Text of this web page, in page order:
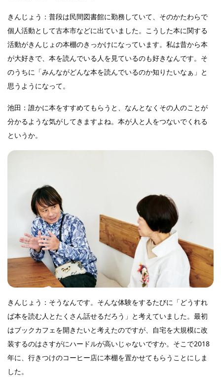
きんじょう：普段は民間図書館に勤務していて、そのかたわらで
個人活動として古本市などに出ていました。こうした本に関する
活動がきんじょの本棚のきっかけになっています。私は昔から本
が大好きで、本を読んでいる人を見ているのも好きなんです。そ
のうちに「みんながどんな本を読んでいるのか知りたいなぁ」と
思うようになって。
池田：誰かに本をすすめてもらうと、なんとなくその人のことが
分かるような気がしてきますよね。本が人と人をつないでくれる
というか。
きんじょう：そうなんです。そんな体験をするたびに「どうすれ
ば本を読む人とたくさん話せるだろう」と考えていました。最初
はブックカフェを開きたいと考えたのですが、自宅を大規模に改
装するのはさすがにハードルが高いじゃないですか。そこで2018
年に、行きつけのコーヒー店に本棚を置かせてもらうことにしま
した。